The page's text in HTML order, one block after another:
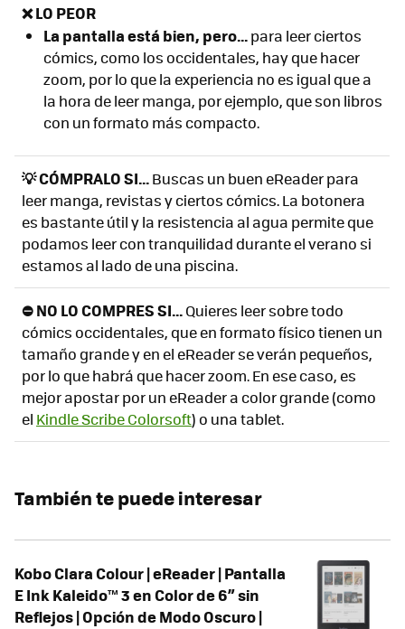
❌ LO PEOR
La pantalla está bien, pero...para leer ciertos
cómics, como los occidentales, hay que hacer
zoom, por lo que la experiencia no es igual que a
la hora de leer manga, por ejemplo, que son libros
con un formato más compacto.
💡 CÓMPRALO SI...Buscas un buen eReader para
leer manga, revistas y ciertos cómics. La botonera
es bastante útil y la resistencia al agua permite que
podamos leer con tranquilidad durante el verano si
estamos al lado de una piscina.
⛔ NO LO COMPRES SI...Quieres leer sobre todo
cómics occidentales, que en formato físico tienen un
tamaño grande y en el eReader se verán pequeños,
por lo que habrá que hacer zoom. En ese caso, es
mejor apostar por un eReader a color grande (como
el Kindle Scribe Colorsoft) o una tablet.
También te puede interesar
Kobo Clara Colour | eReader | Pantalla
E Ink Kaleido™ 3 en Color de 6” sin
Reflejos | Opción de Modo Oscuro |